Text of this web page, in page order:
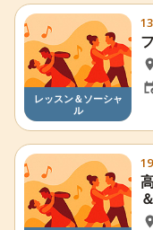
レッスン＆ソーシャ
ル